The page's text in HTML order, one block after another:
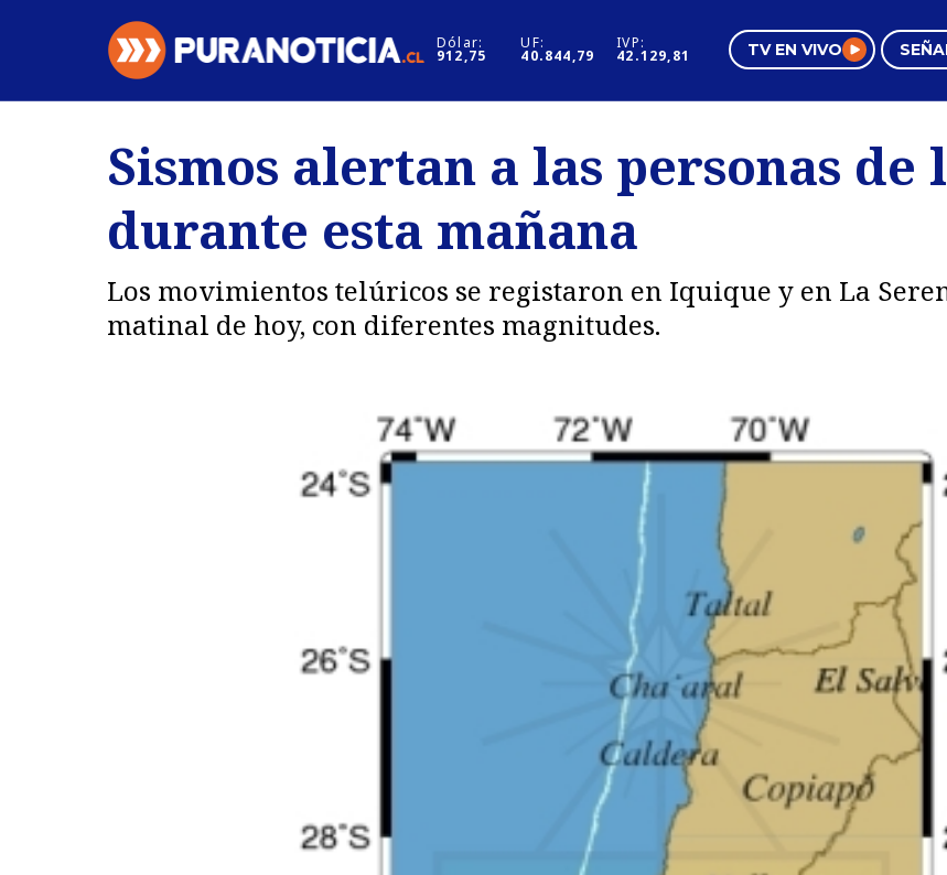
Dólar:
912,75
UF:
40.844,79
IVP:
42.129,81 TV EN VIVO
Regiones
Deportes
Internacional
Motores
Negocios
Sismos alertan a las personas de
durante esta mañana
Los movimientos telúricos se registaron en Iquique y en La
matinal de hoy, con diferentes magnitudes.